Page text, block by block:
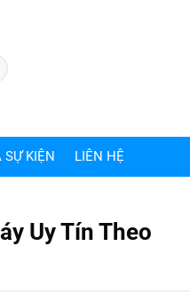
SỰ KIỆN LIÊN HỆ
Uy Tín Theo